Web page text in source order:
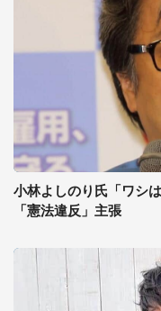
小林よしのり氏「ワシ
「憲法違反」主張